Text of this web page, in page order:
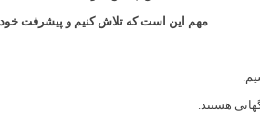
مهم این است که تلاش کنیم و پیشرفت خود
هستند.